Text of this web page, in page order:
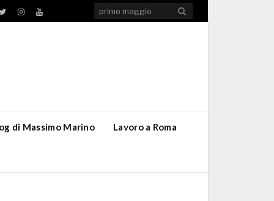
TwitterInstagramYouTube
di Massimo Marino Lavoro a Roma